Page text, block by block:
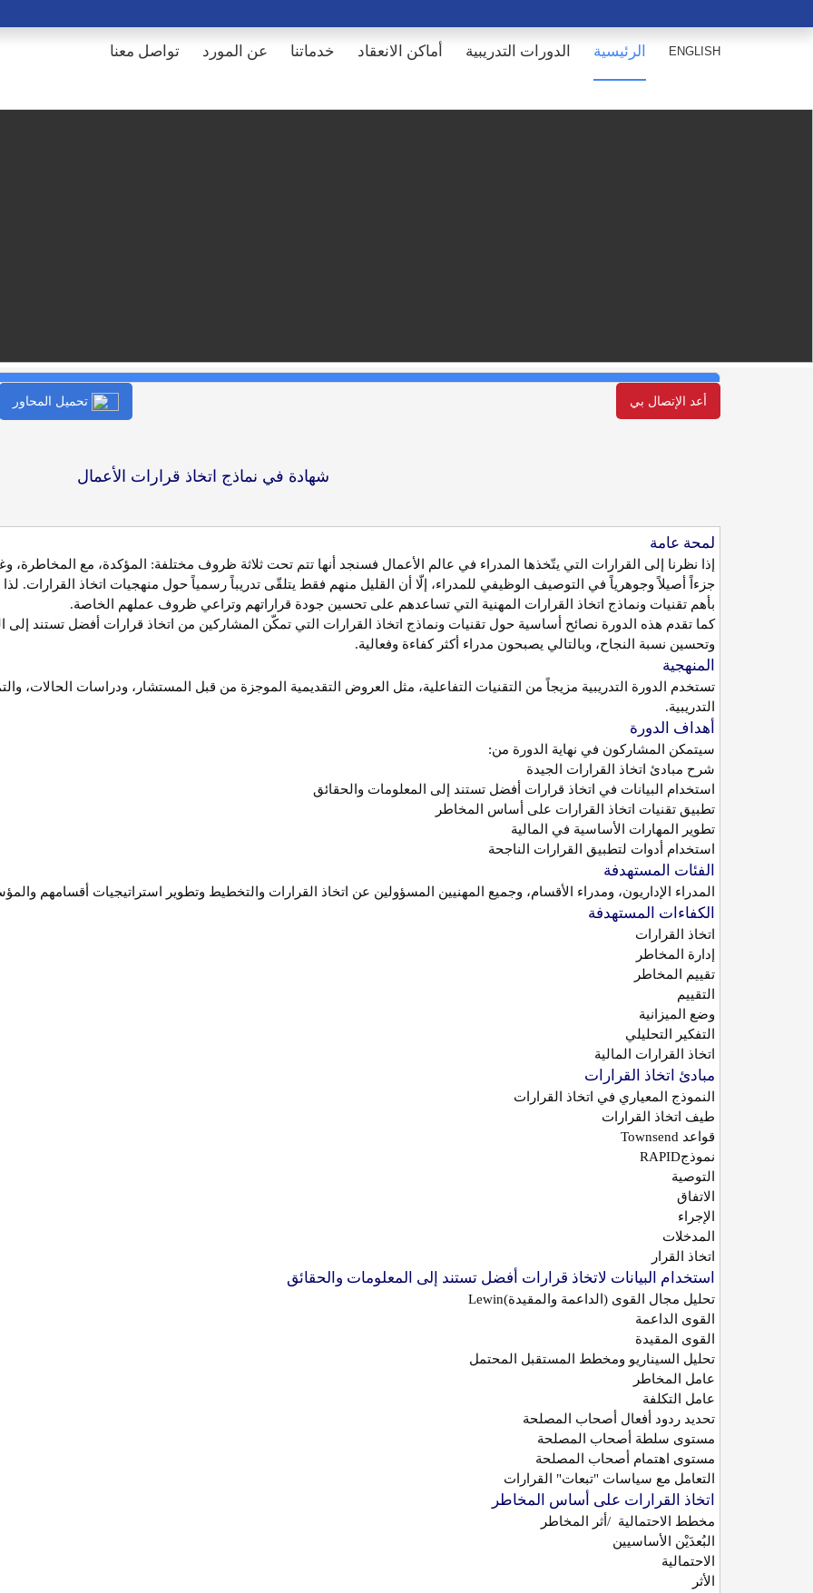
تواصل معنا عن المورد خدماتنا أماكن الانعقاد الدورات التدريبية الرئيسية ENGLISH
أعد الإتصال بي
شهادة في نماذج اتخاذ قرارات الأعمال
لمحة عامة
إذا نظرنا إلى القرارات التي يتّخذها المدراء في عالم الأعمال فسنجد أنها تتم تحت ثلاثة ظروف مختلفة: المؤكدة، مع المخاطرة،
جزءاً أصيلاً وجوهرياً في التوصيف الوظيفي للمدراء، إلّا أن القليل منهم فقط يتلقّى تدريباً رسمياً حول منهجيات اتخاذ القرارات. لذا
بأهم تقنيات ونماذج اتخاذ القرارات المهنية التي تساعدهم على تحسين جودة قراراتهم وتراعي ظروف عملهم الخاصة.
كما تقدم هذه الدورة نصائح أساسية حول تقنيات ونماذج اتخاذ القرارات التي تمكّن المشاركين من اتخاذ قرارات أفضل تستند إلى
وتحسين نسبة النجاح، وبالتالي يصبحون مدراء أكثر كفاءة وفعالية.
المنهجية
تستخدم الدورة التدريبية مزيجاً من التقنيات التفاعلية، مثل العروض التقديمية الموجزة من قبل المستشار، ودراسات الحالات،
التدريبية.
أهداف الدورة
سيتمكن المشاركون في نهاية الدورة من:
شرح مبادئ اتخاذ القرارات الجيدة
استخدام البيانات في اتخاذ قرارات أفضل تستند إلى المعلومات والحقائق
تطبيق تقنيات اتخاذ القرارات على أساس المخاطر
تطوير المهارات الأساسية في المالية
استخدام أدوات لتطبيق القرارات الناجحة
الفئات المستهدفة
المدراء الإداريون، ومدراء الأقسام، وجميع المهنيين المسؤولين عن اتخاذ القرارات والتخطيط وتطوير استراتيجيات أقسامهم
الكفاءات المستهدفة
اتخاذ القرارات
إدارة المخاطر
تقييم المخاطر
التقييم
وضع الميزانية
التفكير التحليلي
اتخاذ القرارات المالية
مبادئ اتخاذ القرارات
النموذج المعياري في اتخاذ القرارات
طيف اتخاذ القرارات
قواعد Townsend
نموذجRAPID
التوصية
الاتفاق
الإجراء
المدخلات
اتخاذ القرار
استخدام البيانات لاتخاذ قرارات أفضل تستند إلى المعلومات والحقائق
تحليل مجال القوى (الداعمة والمقيدة)Lewin
القوى الداعمة
القوى المقيدة
تحليل السيناريو ومخطط المستقبل المحتمل
عامل المخاطر
عامل التكلفة
تحديد ردود أفعال أصحاب المصلحة
مستوى سلطة أصحاب المصلحة
مستوى اهتمام أصحاب المصلحة
التعامل مع سياسات "تبعات" القرارات
اتخاذ القرارات على أساس المخاطر
مخطط الاحتمالية / أثر المخاطر
البُعدَيْن الأساسيين
الاحتمالية
الأثر